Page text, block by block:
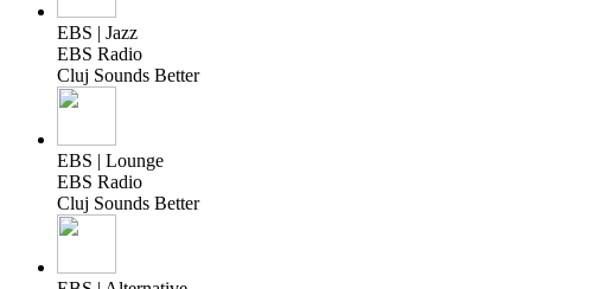
EBS | Jazz
EBS Radio
Cluj Sounds Better
EBS | Lounge
EBS Radio
Cluj Sounds Better